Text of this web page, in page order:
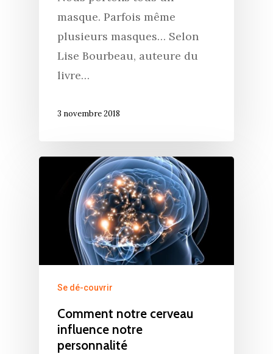
masque. Parfois même
plusieurs masques… Selon
Lise Bourbeau, auteure du
livre…
3 novembre 2018
Se dé-couvrir
Comment notre cerveau
influence notre
personnalité